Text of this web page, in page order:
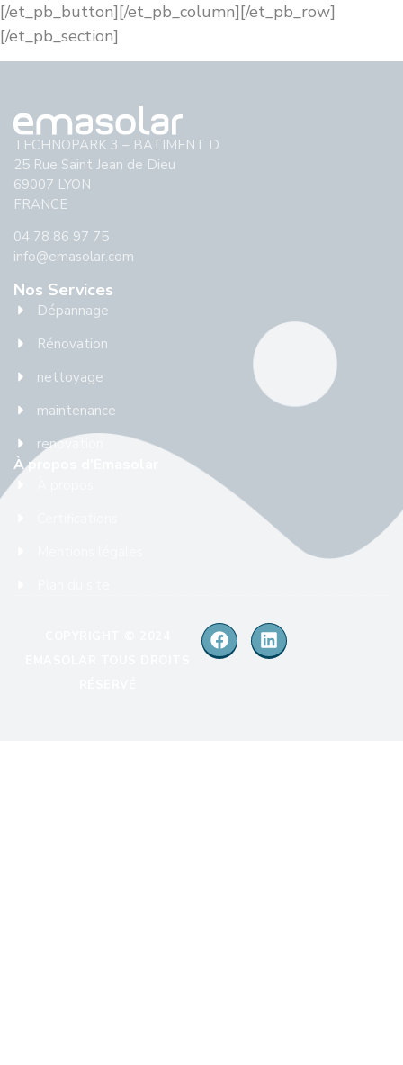
[/et_pb_button][/et_pb_column][/et_pb_row]
[/et_pb_section]
TECHNOPARK 3 – BATIMENT D
25 Rue Saint Jean de Dieu
69007 LYON
FRANCE
04 78 86 97 75
info@emasolar.com
Nos Services
Dépannage
Rénovation
nettoyage
maintenance
renovation
À propos d'Emasolar